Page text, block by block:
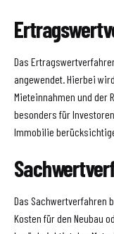
Das
angewendet. Hierbei
Mieteinnahmen und der
besonders für
Immobilie
Das Sachwertverfahren
Kosten für den Neubau